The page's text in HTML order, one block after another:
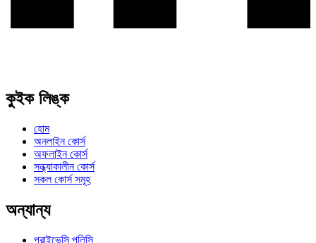
কুইক লিঙ্ক
হোম
অনলাইন কোর্স
অফলাইন কোর্স
সন্ধ্যাকালীন কোর্স
সকল কোর্স সমূহ
অন্যান্য
প্রাইভেসি পলিসি